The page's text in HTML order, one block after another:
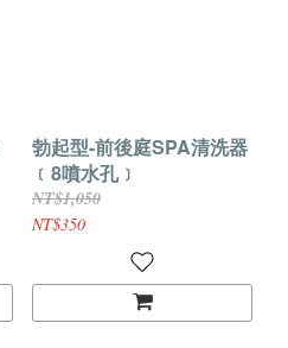
勃起型-前後庭SPA清洗器
﹝8噴水孔﹞
NT$1,050
NT$350